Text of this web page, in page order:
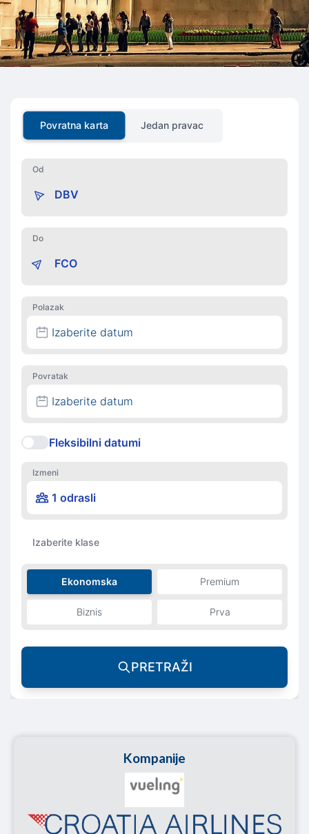
Povratna karta Jedan pravac
Od
Do
Polazak
Izaberite datum
Povratak
Izaberite datum
Fleksibilni datumi
Izmeni
1 odrasli
Izaberite klase
Ekonomska Premium
Biznis Prva
PRETRAŽI
Kompanije